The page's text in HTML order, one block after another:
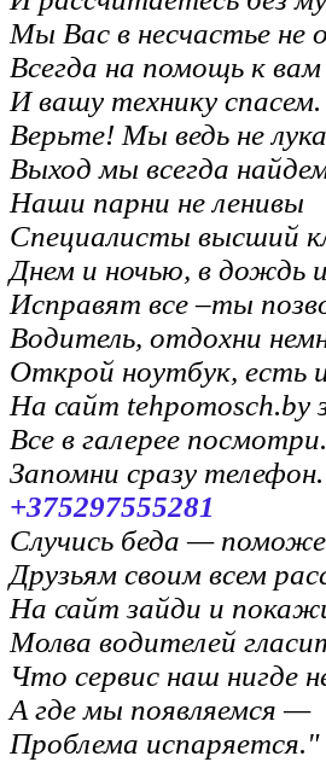
Мы Вас в несчастье не
Всегда на помощь к
И вашу технику спасем.
Верьте! Мы ведь не
Выход мы всегда
Наши парни не ленивы
Специалисты высший
Днем и ночью, в дождь
Исправят все –ты
Водитель, отдохни
Открой ноутбук, есть
На сайт tehpomosch.by
Все в галерее посмотри.
Запомни сразу телефон.
+375297555281
Случись беда —
Друзьям своим всем
На сайт зайди и
Молва водителей
Что сервис наш нигде
А где мы появляемся —
Проблема испаряется."